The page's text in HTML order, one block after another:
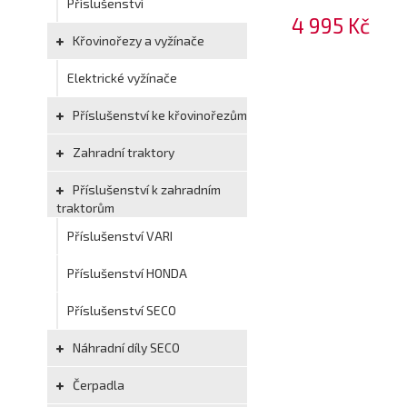
Příslušenství
Křovinořezy a vyžínače
Elektrické vyžínače
Příslušenství ke křovinořezům
Zahradní traktory
Příslušenství k zahradním
traktorům
Příslušenství VARI
Příslušenství HONDA
Příslušenství SECO
Náhradní díly SECO
Čerpadla
4 995 Kč